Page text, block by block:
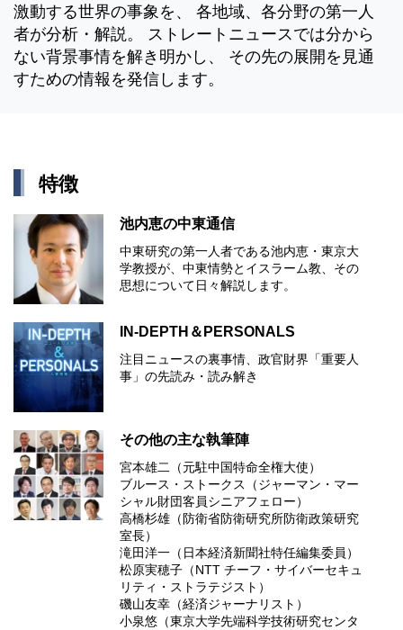
激動する世界の事象を、 各地域、各分野の第一人
者が分析・解説。 ストレートニュースでは分から
ない背景事情を解き明かし、 その先の展開を見通
すための情報を発信します。
特徴
池内恵の中東通信
中東研究の第⼀⼈者である池内恵・東京⼤
学教授が、中東情勢とイスラーム教、その
思想について⽇々解説します。
IN-DEPTH＆PERSONALS
注目ニュースの裏事情、政官財界「重要人
事」の先読み・読み解き
その他の主な執筆陣
宮本雄二（元駐中国特命全権大使）
ブルース・ストークス（ジャーマン・マー
シャル財団客員シニアフェロー）
高橋杉雄（防衛省防衛研究所防衛政策研究
室長）
滝田洋一（日本経済新聞社特任編集委員）
松原実穂子（NTT チーフ・サイバーセキュ
リティ・ストラテジスト）
磯山友幸（経済ジャーナリスト）
小泉悠（東京大学先端科学技術研究センタ